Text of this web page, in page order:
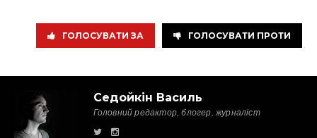
ГОЛОСУВАТИ ЗА ГОЛОСУВАТИ ПРОТИ
Седойкін Василь
Головний редактор, блогер, журналіст